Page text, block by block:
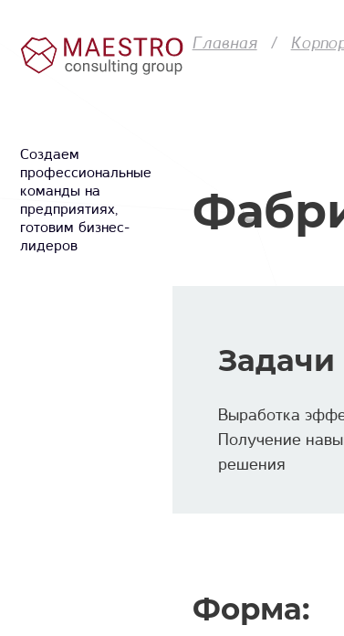
Cоздаем
профессиональные
команды на
предприятиях,
готовим бизнес-
лидеров
Главная
Задачи
Выработка
Получение
решения
Форма: